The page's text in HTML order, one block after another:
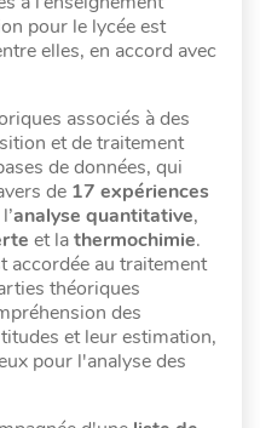
pour le lycée est
elles, en accord avec
associés à des
et de traitement
de données, qui
de 17 expériences
analyse quantitative,
et lathermochimie.
accordée au traitement
théoriques
des
et leur estimation,
pour l'analyse des